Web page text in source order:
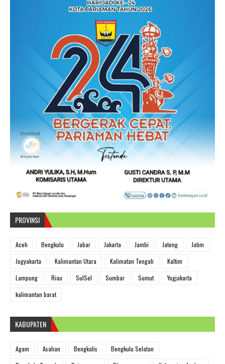
PROVINSI
Aceh Bengkulu Jabar Jakarta Jambi Jateng
Jatim
Jogyakarta
Kalimantan Utara Kalimatan Tengah
Kaltim
Lampung
Riau SulSel Sumbar Sumut
Yogjakarta
kalimantan barat
KABUPATEN
Agam Asahan Bengkalis
Bengkulu Selatan